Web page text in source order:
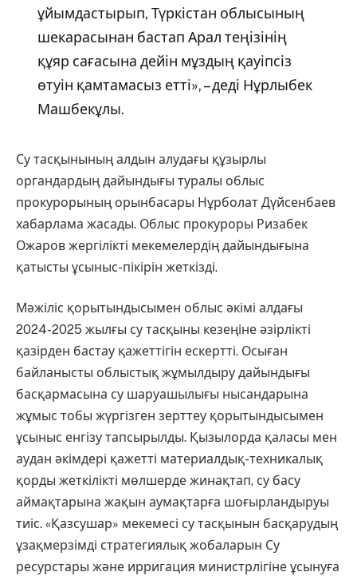
ұйымдастырып, Түркістан облысының
шекарасынан бастап Арал теңізінің
құяр сағасына дейін мұздың қауіпсіз
өтуін қамтамасыз етті», – деді Нұрлыбек
Машбекұлы.
Су тасқынының алдын алудағы құзырлы
органдардың дайындығы туралы облыс
прокурорының орынбасары Нұрболат Дүйсенбаев
хабарлама жасады. Облыс прокуроры Ризабек
Ожаров жергілікті мекемелердің дайындығына
қатысты ұсыныс-пікірін жеткізді.
Мәжіліс қорытындысымен облыс әкімі алдағы
2024-2025 жылғы су тасқыны кезеңіне әзірлікті
қазірден бастау қажеттігін ескертті. Осыған
байланысты облыстық жұмылдыру дайындығы
басқармасына су шаруашылығы нысандарына
жұмыс тобы жүргізген зерттеу қорытындысымен
ұсыныс енгізу тапсырылды. Қызылорда қаласы мен
аудан әкімдері қажетті материалдық-техникалық
қорды жеткілікті мөлшерде жинақтап, су басу
аймақтарына жақын аумақтарға шоғырландыруы
тиіс. «Қазсушар» мекемесі су тасқынын басқарудың
ұзақмерзімді стратегиялық жобаларын Су
ресурстары және ирригация министрлігіне ұсынуға